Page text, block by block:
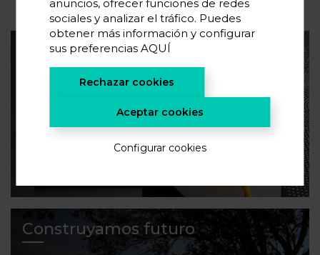
Suscríbete a nuestra newsletter
Si quieres conocer las últimas tendencias en
almacenamiento de energía y novedades en
investigación, suscríbete.
Construyamos futuro
anuncios, ofrecer funciones de redes
sociales y analizar el tráfico. Puedes
obtener más información y configurar
sus preferenciasAQUÍ
Rechazar cookies
Aceptar cookies
Configurar cookies